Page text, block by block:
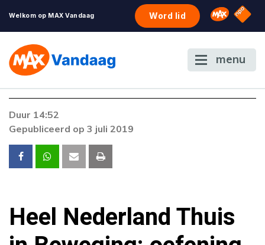
Welkom op MAX Vandaag Word lid Omroep
NPO
menu
Duur 14:52
Gepubliceerd op 3 juli 2019
Heel Nederland Thuis